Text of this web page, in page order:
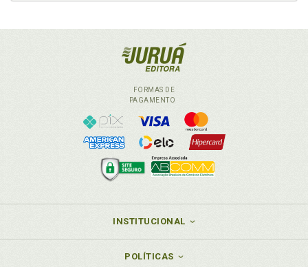
FORMAS DE
PAGAMENTO
INSTITUCIONAL
POLÍTICAS